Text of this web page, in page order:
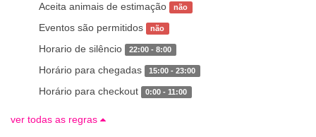
Aceita animais de estimação não
Eventos são permitidos não
Horario de silêncio 22:00 - 8:00
Horário para chegadas 15:00 - 23:00
Horário para checkout 0:00 - 11:00
ver todas as regras